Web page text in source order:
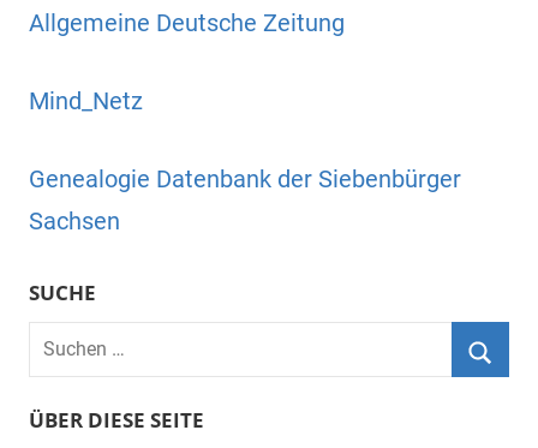
Allgemeine Deutsche Zeitung
Mind_Netz
Genealogie Datenbank der Siebenbürger
Sachsen
SUCHE
Suchen
nach:
ÜBER DIESE SEITE